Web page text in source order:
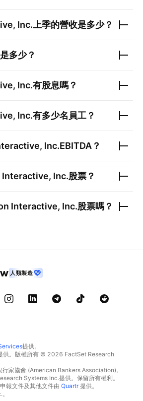
Inc. 上季的營收是多少？
多少？
Inc.有股息嗎？
Inc.有多少名員工？
Inc.EBITDA？
Inc.股票？
Interactive, Inc.股票嗎？
人類製造
提供。
供。版權所有 © 2026 FactSet Research
家協會 (American Bankers Association)。
Systems Inc.提供。保留所有權利。
報文件及其他文件由 Quartr提供。